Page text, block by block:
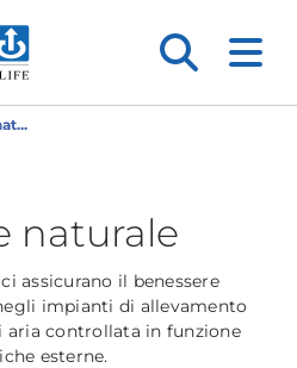
naturale
assicurano il benessere
impianti di allevamento
aria controllata in funzione
esterne.